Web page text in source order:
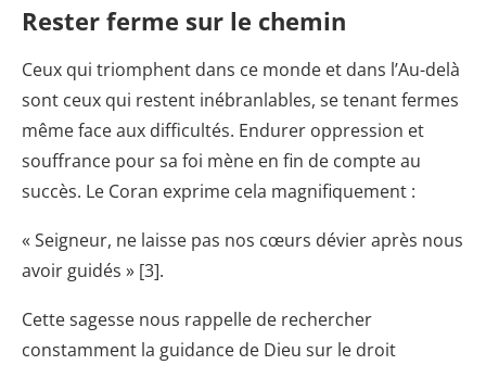
Rester ferme sur le chemin
Ceux qui triomphent dans ce monde et dans l’Au-delà
sont ceux qui restent inébranlables, se tenant fermes
même face aux difficultés. Endurer oppression et
souffrance pour sa foi mène en fin de compte au
succès. Le Coran exprime cela magnifiquement :
« Seigneur, ne laisse pas nos cœurs dévier après nous
avoir guidés » [3].
Cette sagesse nous rappelle de rechercher
constamment la guidance de Dieu sur le droit